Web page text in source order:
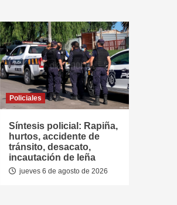
Policiales
Síntesis policial: Rapiña,
hurtos, accidente de
tránsito, desacato,
incautación de leña
jueves 6 de agosto de 2026